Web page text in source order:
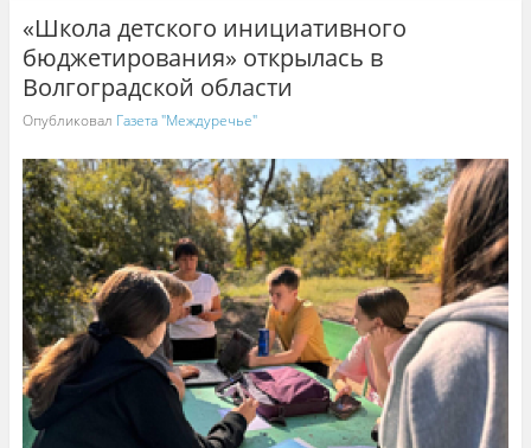
«Школа детского инициативного
бюджетирования» открылась в
Волгоградской области
Опубликовал Газета "Междуречье"